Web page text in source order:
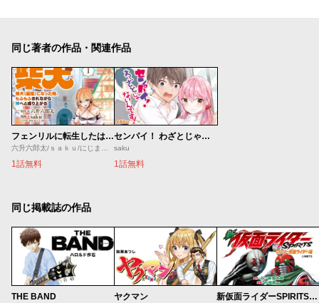
同じ著者の作品・関連作品
フェンリルに転生したはずがどう見ても柴犬
六升六郎太/ｓａｋｕ/にじまあるく
1話無料
センパイ！ わざとじゃないんです！
saku
1話無料
同じ掲載誌の作品
THE BAND ヤクマン 新仮面ライダーSPIRITS ロンリー仮面ライダー編